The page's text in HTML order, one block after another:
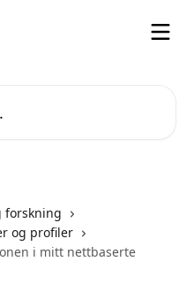
forskning
og profiler
i mitt nettbaserte